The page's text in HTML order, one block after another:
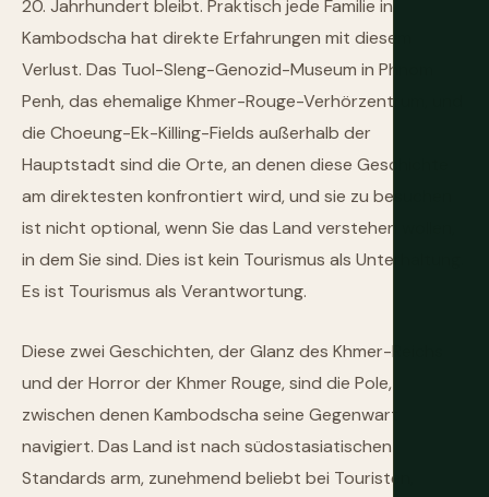
20. Jahrhundert bleibt. Praktisch jede Familie in
Kambodscha hat direkte Erfahrungen mit diesem
Verlust. Das Tuol-Sleng-Genozid-Museum in Phnom
Penh, das ehemalige Khmer-Rouge-Verhörzentrum, und
die Choeung-Ek-Killing-Fields außerhalb der
Hauptstadt sind die Orte, an denen diese Geschichte
am direktesten konfrontiert wird, und sie zu besuchen
ist nicht optional, wenn Sie das Land verstehen wollen,
in dem Sie sind. Dies ist kein Tourismus als Unterhaltung.
Es ist Tourismus als Verantwortung.
Diese zwei Geschichten, der Glanz des Khmer-Reichs
und der Horror der Khmer Rouge, sind die Pole,
zwischen denen Kambodscha seine Gegenwart
navigiert. Das Land ist nach südostasiatischen
Standards arm, zunehmend beliebt bei Touristen,